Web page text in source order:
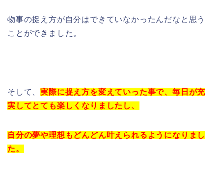
物事の捉え方が自分はできていなかったんだなと思う
ことができました。
そして、実際に捉え方を変えていった事で、毎日が充
実してとても楽しくなりましたし、
自分の夢や理想もどんどん叶えられるようになりまし
た。